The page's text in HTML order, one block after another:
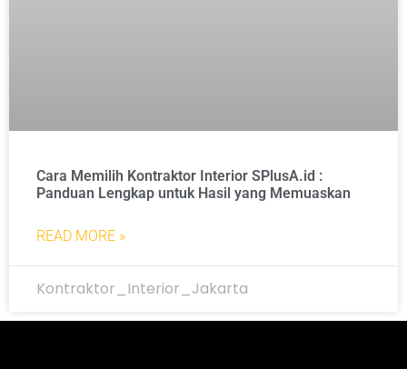
Cara Memilih Kontraktor Interior SPlusA.id :
Panduan Lengkap untuk Hasil yang Memuaskan
READ MORE »
Kontraktor_Interior_Jakarta